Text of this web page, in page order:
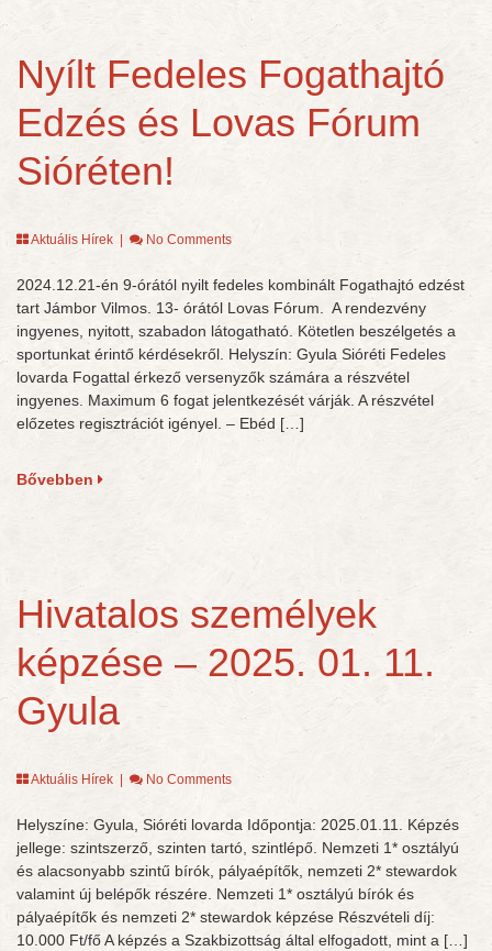
Nyílt Fedeles Fogathajtó
Edzés és Lovas Fórum
Sióréten!
Aktuális Hírek No Comments
2024.12.21-én 9-órától nyilt fedeles kombinált Fogathajtó edzést
tart Jámbor Vilmos. 13- órától Lovas Fórum. A rendezvény
ingyenes, nyitott, szabadon látogatható. Kötetlen beszélgetés a
sportunkat érintő kérdésekről. Helyszín: Gyula Sióréti Fedeles
lovarda Fogattal érkező versenyzők számára a részvétel
ingyenes. Maximum 6 fogat jelentkezését várják. A részvétel
előzetes regisztrációt igényel. – Ebéd […]
Bővebben
Hivatalos személyek
képzése – 2025. 01. 11.
Gyula
Aktuális Hírek No Comments
Helyszíne: Gyula, Sióréti lovarda Időpontja: 2025.01.11. Képzés
jellege: szintszerző, szinten tartó, szintlépő. Nemzeti 1* osztályú
és alacsonyabb szintű bírók, pályaépítők, nemzeti 2* stewardok
valamint új belépők részére. Nemzeti 1* osztályú bírók és
pályaépítők és nemzeti 2* stewardok képzése Részvételi díj:
10.000 Ft/fő A képzés a Szakbizottság által elfogadott, mint a […]